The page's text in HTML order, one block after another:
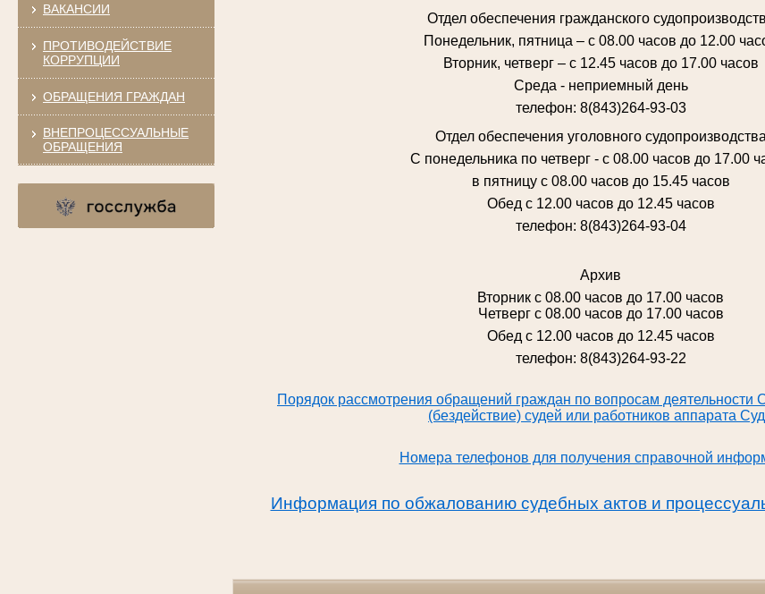
ВАКАНСИИ
ПРОТИВОДЕЙСТВИЕ
КОРРУПЦИИ
ОБРАЩЕНИЯ ГРАЖДАН
ВНЕПРОЦЕССУАЛЬНЫЕ
ОБРАЩЕНИЯ
Отдел обеспечения гражданского
Понедельник, пятница – с 08.00 часов до 12.00
Вторник, четверг – с 12.45 часов до 17.00 часов
Среда - неприемный день
телефон: 8(843)264-93-03
Отдел обеспечения уголовного судопроизводства
С понедельника по четверг - с 08.00 часов до 17.00
в пятницу с 08.00 часов до 15.45 часов
Обед с 12.00 часов до 12.45 часов
телефон: 8(843)264-93-04
Архив
Вторник с 08.00 часов до 17.00 часов
Четверг с 08.00 часов до 17.00 часов
Обед с 12.00 часов до 12.45 часов
телефон: 8(843)264-93-22
Порядок рассмотрения обращений граждан по вопросам деятельности
(бездействие) судей или работников аппарата
Номера телефонов для получения справочной
Информация по обжалованию судебных актов и